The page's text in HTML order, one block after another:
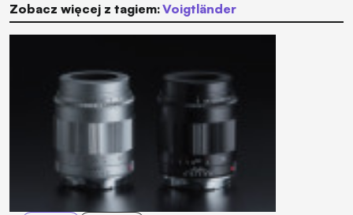
Zobacz więcej z tagiem: Voigtländer